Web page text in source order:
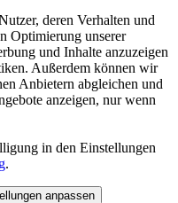
deren Verhalten und
Optimierung unserer
und Inhalte anzuzeigen
Außerdem können wir
Anbietern abgleichen und
anzeigen, nur wenn
in den Einstellungen
.
anpassen